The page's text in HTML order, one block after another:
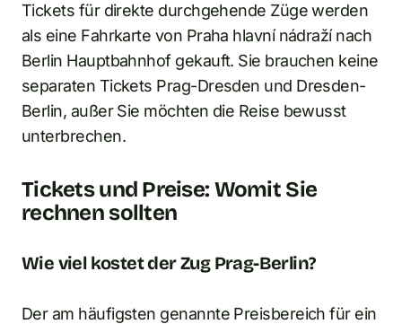
Tickets für direkte durchgehende Züge werden
als eine Fahrkarte von Praha hlavní nádraží nach
Berlin Hauptbahnhof gekauft. Sie brauchen keine
separaten Tickets Prag-Dresden und Dresden-
Berlin, außer Sie möchten die Reise bewusst
unterbrechen.
Tickets und Preise: Womit Sie
rechnen sollten
Wie viel kostet der Zug Prag-Berlin?
Der am häufigsten genannte Preisbereich für ein